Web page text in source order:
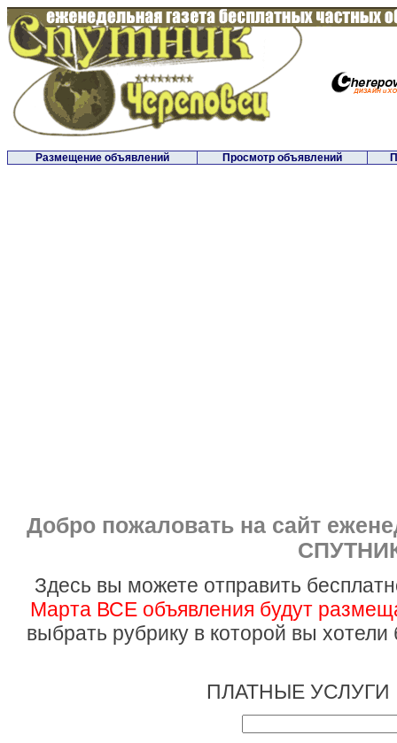
Размещение объявлений Просмотр объявлений
Добро пожаловать на сайт
Здесь вы можете отправить
Марта ВСЕ объявления будут
выбрать рубрику в которой вы
ПЛАТНЫЕ УСЛУГИ